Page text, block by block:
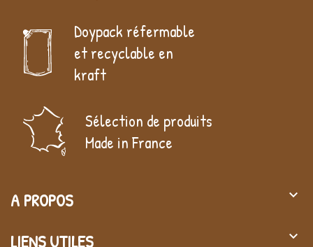
Doypack réfermable
et recyclable en
kraft
Sélection de produits
Made in France
A PROPOS keyboard_arrow_down
LIENS UTILES keyboard_arrow_down